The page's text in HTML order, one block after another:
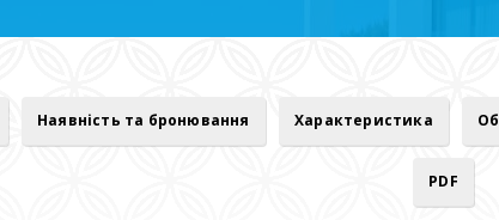
Наявність та бронювання Характеристика
PDF